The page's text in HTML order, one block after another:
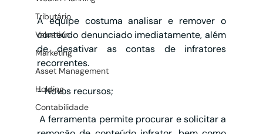
Tributário
Valuation
Marketing
Asset Management
Holding
Contabilidade
A equipe costuma analisar e remover o
conteúdo denunciado imediatamente, além
de desativar as contas de infratores
recorrentes.
- Novos recursos;
A ferramenta permite procurar e solicitar a